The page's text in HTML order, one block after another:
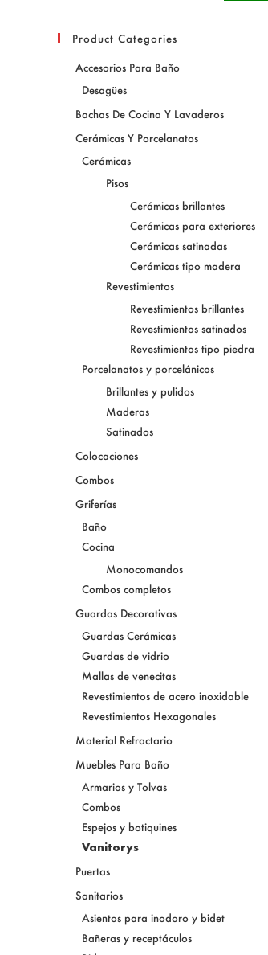
Product Categories
Accesorios Para Baño
Desagües
Bachas De Cocina Y Lavaderos
Cerámicas Y Porcelanatos
Cerámicas
Pisos
Cerámicas brillantes
Cerámicas para exteriores
Cerámicas satinadas
Cerámicas tipo madera
Revestimientos
Revestimientos brillantes
Revestimientos satinados
Revestimientos tipo piedra
Porcelanatos y porcelánicos
Brillantes y pulidos
Maderas
Satinados
Colocaciones
Combos
Griferías
Baño
Cocina
Monocomandos
Combos completos
Guardas Decorativas
Guardas Cerámicas
Guardas de vidrio
Mallas de venecitas
Revestimientos de acero inoxidable
Revestimientos Hexagonales
Material Refractario
Muebles Para Baño
Armarios y Tolvas
Combos
Espejos y botiquines
Vanitorys
Puertas
Sanitarios
Asientos para inodoro y bidet
Bañeras y receptáculos